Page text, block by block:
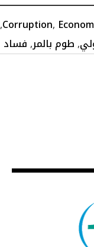
Corruption,
,
,طوم بالمر,فساد